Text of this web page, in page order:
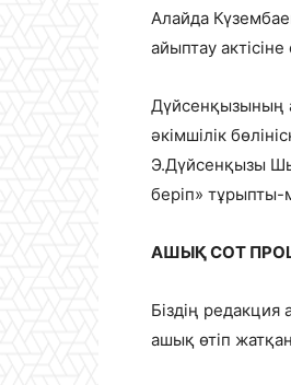
Алайда
айыптау актісіне
Дүйсенқызының
әкімшілік
Э.Дүйсенқызы
беріп» тұрыпты-
АШЫҚ СОТ
Біздің
ашық өтіп